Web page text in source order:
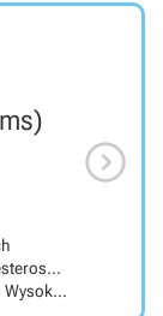
Wysoki, i
